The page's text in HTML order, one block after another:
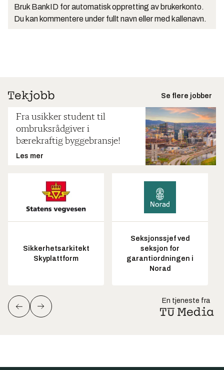
Bruk BankID for automatisk oppretting av brukerkonto.
Du kan kommentere under fullt navn eller med kallenavn.
Se flere jobber
Fra usikker student til
ombruksrådgiver i
bærekraftig byggebransje!
Les mer
Sikkerhetsarkitekt
Skyplattform
Seksjonssjef ved
seksjon for
garantiordningen i
Norad
En tjeneste fra